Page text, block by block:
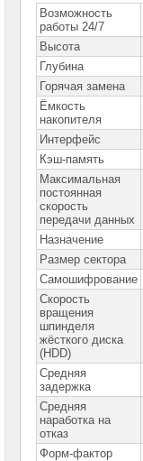
Name
Пассивное
сетевое
оборудование
Активное
сетевое
оборудование
СХД
системы
хранения
данных
Компоненты
компьютеров
Компоненты
серверов
Серверные
платформы
Серверные
материнские
платы
Серверные
корпуса
Возможность
работы 24/7
Высота
Глубина
Горячая замена
Ёмкость
накопителя
Интерфейс
Кэш-память
Максимальная
постоянная
скорость
передачи данных
Назначение
Размер сектора
Самошифрование
Скорость
вращения
шпинделя
жёсткого диска
(HDD)
Средняя
задержка
Средняя
наработка на
отказ
Форм-фактор